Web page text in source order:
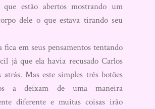
que estão abertos mostrando um
dele o que estava tirando seu
fica em seus pensamentos tentando
já que ela havia recusado Carlos
atrás. Mas este simples três botões
a deixam de uma maneira
diferente e muitas coisas irão